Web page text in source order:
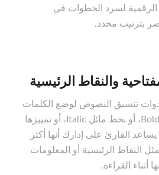
الرقمية لسرد الخطوات في
بترتيب محدد.
والنقاط الرئيسية
تنسيق النصوص لوضع الكلمات
المفتاحية بخط عريض Bold، أو بخط مائل Italic، أو تمييزها
القارئ على إدارك أنها أكثر
النقاط الرئيسية أو المعلومات
أثناء القراءة.